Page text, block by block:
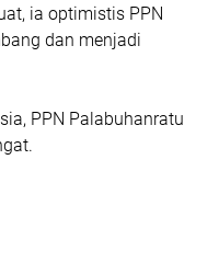
ia optimistis PPN
dan menjadi
PPN Palabuhanratu